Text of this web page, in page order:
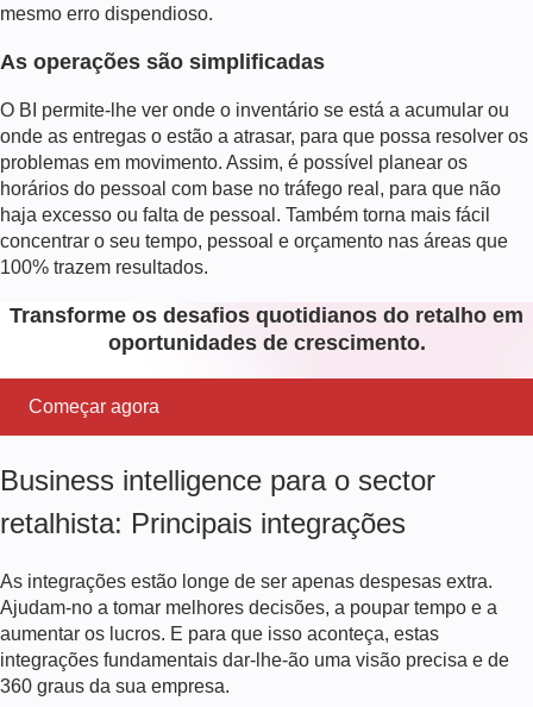
mesmo erro dispendioso.
As operações são simplificadas
O BI permite-lhe ver onde o inventário se está a acumular ou
onde as entregas o estão a atrasar, para que possa resolver os
problemas em movimento. Assim, é possível planear os
horários do pessoal com base no tráfego real, para que não
haja excesso ou falta de pessoal. Também torna mais fácil
concentrar o seu tempo, pessoal e orçamento nas áreas que
100% trazem resultados.
Transforme os desafios quotidianos do retalho em
oportunidades de crescimento.
Começar agora
Business intelligence para o sector
retalhista: Principais integrações
As integrações estão longe de ser apenas despesas extra.
Ajudam-no a tomar melhores decisões, a poupar tempo e a
aumentar os lucros. E para que isso aconteça, estas
integrações fundamentais dar-lhe-ão uma visão precisa e de
360 graus da sua empresa.